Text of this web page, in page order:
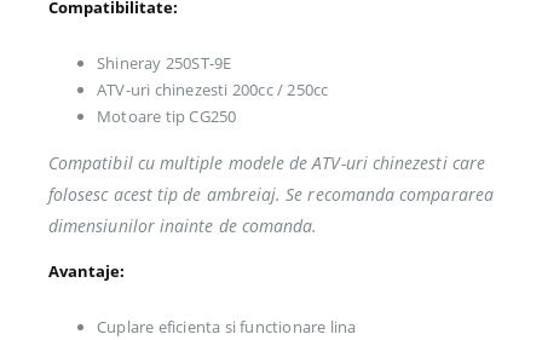
Compatibilitate:
Shineray 250ST-9E
ATV-uri chinezesti 200cc / 250cc
Motoare tip CG250
Compatibil cu multiple modele de ATV-uri chinezesti care
folosesc acest tip de ambreiaj. Se recomanda compararea
dimensiunilor inainte de comanda.
Avantaje:
Cuplare eficienta si functionare lina